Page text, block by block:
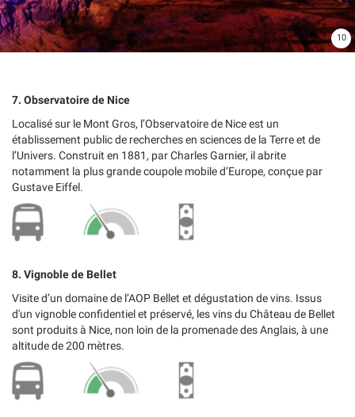
10
7. Observatoire de Nice
Localisé sur le Mont Gros, l’Observatoire de Nice est un
établissement public de recherches en sciences de la Terre et de
l’Univers. Construit en 1881, par Charles Garnier, il abrite
notamment la plus grande coupole mobile d’Europe, conçue par
Gustave Eiffel.
8. Vignoble de Bellet
Visite d’un domaine de l’AOP Bellet et dégustation de vins. Issus
d'un vignoble confidentiel et préservé, les vins du Château de Bellet
sont produits à Nice, non loin de la promenade des Anglais, à une
altitude de 200 mètres.